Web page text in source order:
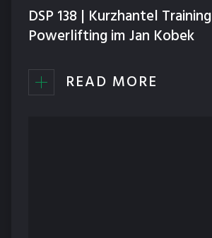
DSP 138 | Kurzhantel
Powerlifting im Jan Kobek
READ MORE